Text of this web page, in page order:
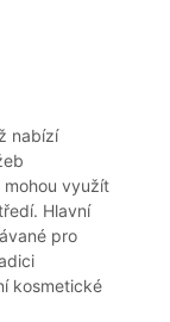
nabízí
mohou využít
Hlavní
pro
kosmetické